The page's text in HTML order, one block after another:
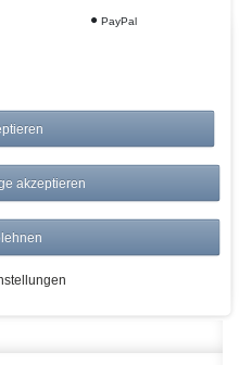
- Ihre Vorteile
150€
PayPal
akzeptieren